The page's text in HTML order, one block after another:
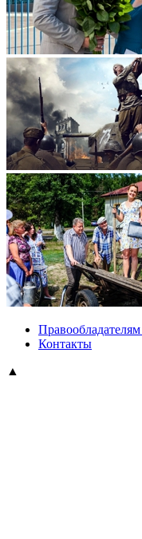
Контакты
▲